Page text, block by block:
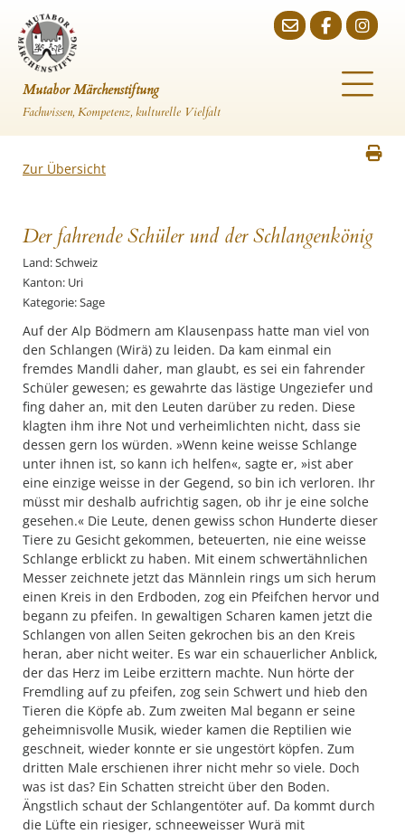
Mutabor Märchenstiftung
Fachwissen, Kompetenz, kulturelle Vielfalt
Zur Übersicht
Der fahrende Schüler und der Schlangenkönig
Land: Schweiz
Kanton: Uri
Kategorie: Sage
Auf der Alp Bödmern am Klausenpass hatte man viel von
den Schlangen (Wirä) zu leiden. Da kam einmal ein
fremdes Mandli daher, man glaubt, es sei ein fahrender
Schüler gewesen; es gewahrte das lästige Ungeziefer und
fing daher an, mit den Leuten darüber zu reden. Diese
klagten ihm ihre Not und verheimlichten nicht, dass sie
dessen gern los würden. »Wenn keine weisse Schlange
unter ihnen ist, so kann ich helfen«, sagte er, »ist aber
eine einzige weisse in der Gegend, so bin ich verloren. Ihr
müsst mir deshalb aufrichtig sagen, ob ihr je eine solche
gesehen.« Die Leute, denen gewiss schon Hunderte dieser
Tiere zu Gesicht gekommen, beteuerten, nie eine weisse
Schlange erblickt zu haben. Mit einem schwertähnlichen
Messer zeichnete jetzt das Männlein rings um sich herum
einen Kreis in den Erdboden, zog ein Pfeifchen hervor und
begann zu pfeifen. In gewaltigen Scharen kamen jetzt die
Schlangen von allen Seiten gekrochen bis an den Kreis
heran, aber nicht weiter. Es war ein schauerlicher Anblick,
der das Herz im Leibe erzittern machte. Nun hörte der
Fremdling auf zu pfeifen, zog sein Schwert und hieb den
Tieren die Köpfe ab. Zum zweiten Mal begann er seine
geheimnisvolle Musik, wieder kamen die Reptilien wie
geschneit, wieder konnte er sie ungestört köpfen. Zum
dritten Male erschienen ihrer nicht mehr so viele. Doch
was ist das? Ein Schatten streicht über den Boden.
Ängstlich schaut der Schlangentöter auf. Da kommt durch
die Lüfte ein riesiger, schneeweisser Wurä mit